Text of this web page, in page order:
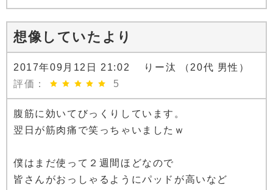
想像していたより
2017年09月12日 21:02 りー汰 （20代 男性）
評価：
5
腹筋に効いてびっくりしています。
翌日が筋肉痛で笑っちゃいましたｗ
僕はまだ使って２週間ほどなので
皆さんがおっしゃるようにパッドが高いなど